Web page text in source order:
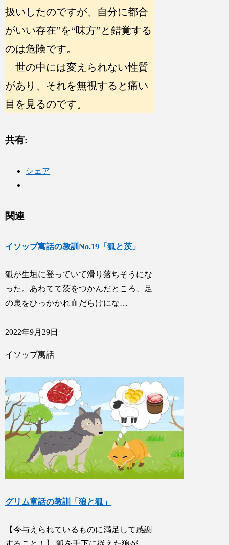
扱いしたのですが、自分に都合
がいい存在”を“味方”と錯覚する
のは危険です。
世の中には変えられない性質
があり、それを無視すると痛い
目を見るのです。
共有:
シェア
関連
イソップ寓話の教訓No.19「狐と茨」
狐が生垣に登っていて滑り落ちそうにな
った。あわてて茨をつかんだところ、足
の裏をひっかかれ血だらけにな…
2022年9月29日
イソップ寓話
グリム童話の教訓「狼と狐」
【今与えられているものに満足して感謝